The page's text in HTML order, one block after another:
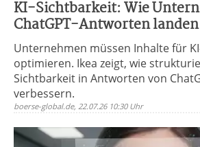
KI-Sichtbarkeit: Wie
ChatGPT-Antworten
Unternehmen müssen Inhalte für
optimieren. Ikea zeigt, wie
Sichtbarkeit in Antworten von
verbessern.
boerse-global.de, 22.07.26 10:30 Uhr